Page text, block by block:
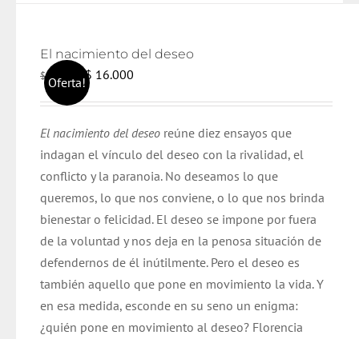
Oferta!
El nacimiento del deseo
$17.000
El
precio
era:
$ 17.000.
$ 16.000
es:
$ 16.000.
El nacimiento del deseo reúne diez ensayos que
indagan el vínculo del deseo con la rivalidad, el
conflicto y la paranoia. No deseamos lo que
queremos, lo que nos conviene, o lo que nos brinda
bienestar o felicidad. El deseo se impone por fuera
de la voluntad y nos deja en la penosa situación de
defendernos de él inútilmente. Pero el deseo es
también aquello que pone en movimiento la vida. Y
en esa medida, esconde en su seno un enigma:
¿quién pone en movimiento al deseo? Florencia